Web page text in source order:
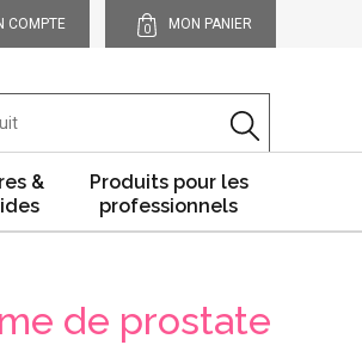
COMPTE 0 MON PANIER
&
Produits pour les
professionnels
de prostate